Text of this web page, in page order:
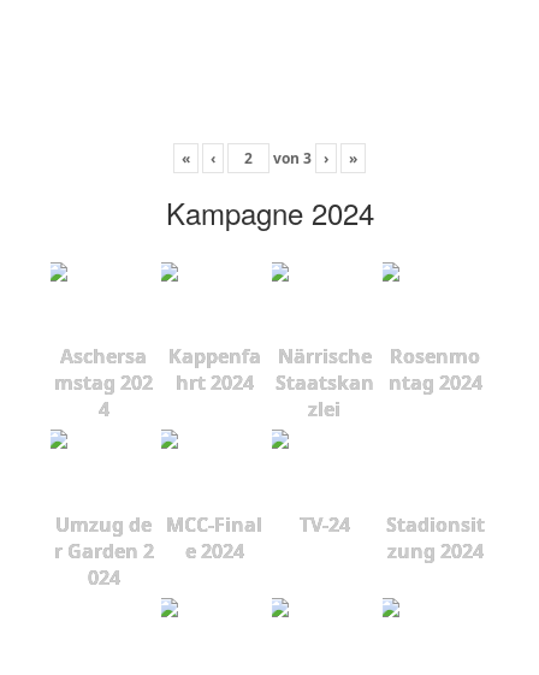
« ‹ von 3 › »
Kampagne 2024
Aschersa
mstag 202
4
Kappenfa
hrt 2024
Närrische
Staatskan
zlei
Rosenmo
ntag 2024
Umzug de
r Garden 2
024
MCC-Final
e 2024
TV-24
Stadionsit
zung 2024